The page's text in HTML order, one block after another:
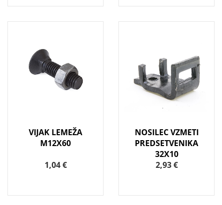
VIJAK LEMEŽA
M12X60
1,04 €
NOSILEC VZMETI
PREDSETVENIKA
32X10
2,93 €